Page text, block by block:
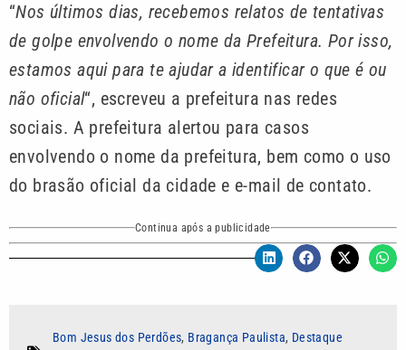
“Nos últimos dias, recebemos relatos de tentativas
de golpe envolvendo o nome da Prefeitura. Por isso,
estamos aqui para te ajudar a identificar o que é ou
não oficial“, escreveu a prefeitura nas redes
sociais. A prefeitura alertou para casos
envolvendo o nome da prefeitura, bem como o uso
do brasão oficial da cidade e e-mail de contato.
Continua após a publicidade
Bom Jesus dos Perdões, Bragança Paulista, Destaque